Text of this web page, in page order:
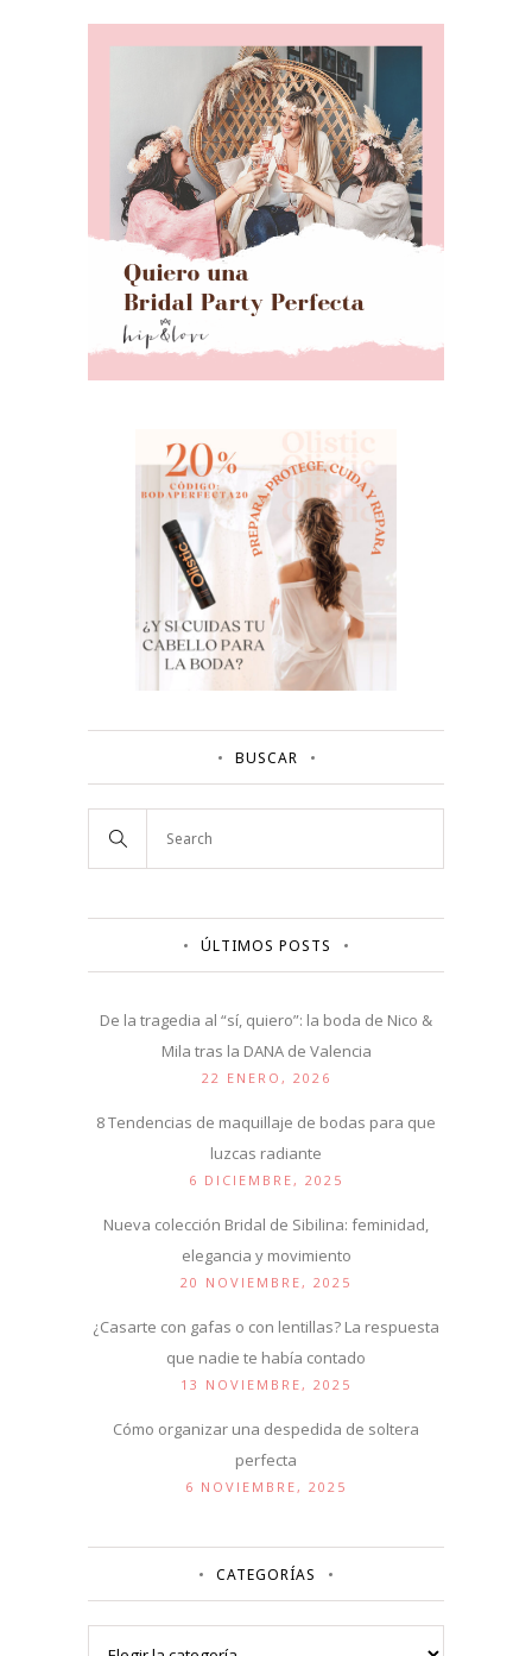
BUSCAR
ÚLTIMOS POSTS
De la tragedia al “sí, quiero”: la boda de Nico &
Mila tras la DANA de Valencia
22 ENERO, 2026
8 Tendencias de maquillaje de bodas para que
luzcas radiante
6 DICIEMBRE, 2025
Nueva colección Bridal de Sibilina: feminidad,
elegancia y movimiento
20 NOVIEMBRE, 2025
¿Casarte con gafas o con lentillas? La respuesta
que nadie te había contado
13 NOVIEMBRE, 2025
Cómo organizar una despedida de soltera
perfecta
6 NOVIEMBRE, 2025
CATEGORÍAS